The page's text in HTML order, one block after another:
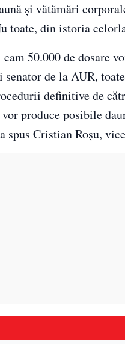
şi vătămări
toate, din istoria
50.000 de dosare
de la AUR,
definitive de
produce posibile
spus Cristian Roşu,